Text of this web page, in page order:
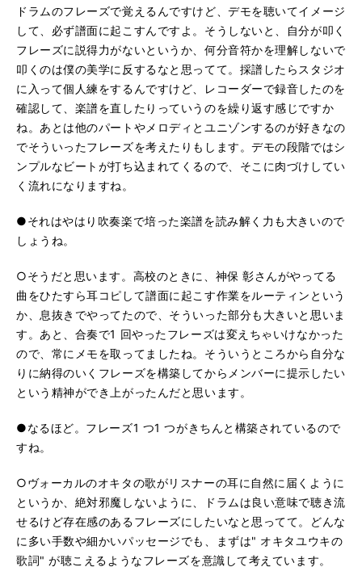
ドラムのフレーズで覚えるんですけど、デモを聴いてイメージ
して、必ず譜面に起こすんですよ。そうしないと、自分が叩く
フレーズに説得力がないというか、何分音符かを理解しないで
叩くのは僕の美学に反するなと思ってて。採譜したらスタジオ
に入って個人練をするんですけど、レコーダーで録音したのを
確認して、楽譜を直したりっていうのを繰り返す感じですか
ね。あとは他のパートやメロディとユニゾンするのが好きなの
でそういったフレーズを考えたりもします。デモの段階ではシ
ンプルなビートが打ち込まれてくるので、そこに肉づけしてい
く流れになりますね。
●それはやはり吹奏楽で培った楽譜を読み解く力も大きいので
しょうね。
○そうだと思います。高校のときに、神保 彰さんがやってる
曲をひたすら耳コピして譜面に起こす作業をルーティンという
か、息抜きでやってたので、そういった部分も大きいと思いま
す。あと、合奏で1 回やったフレーズは変えちゃいけなかった
ので、常にメモを取ってましたね。そういうところから自分な
りに納得のいくフレーズを構築してからメンバーに提示したい
という精神ができ上がったんだと思います。
●なるほど。フレーズ1 つ1 つがきちんと構築されているので
すね。
○ヴォーカルのオキタの歌がリスナーの耳に自然に届くように
というか、絶対邪魔しないように、ドラムは良い意味で聴き流
せるけど存在感のあるフレーズにしたいなと思ってて。どんな
に多い手数や細かいパッセージでも、まずは" オキタユウキの
歌詞" が聴こえるようなフレーズを意識して考えています。